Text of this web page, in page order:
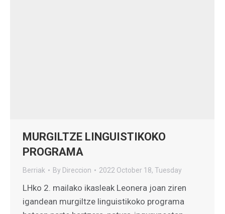
MURGILTZE LINGUISTIKOKO
PROGRAMA
Berriak By Direccion 2022 October 18, Tuesday
LHko 2. mailako ikasleak Leonera joan ziren
igandean murgiltze linguistikoko programa